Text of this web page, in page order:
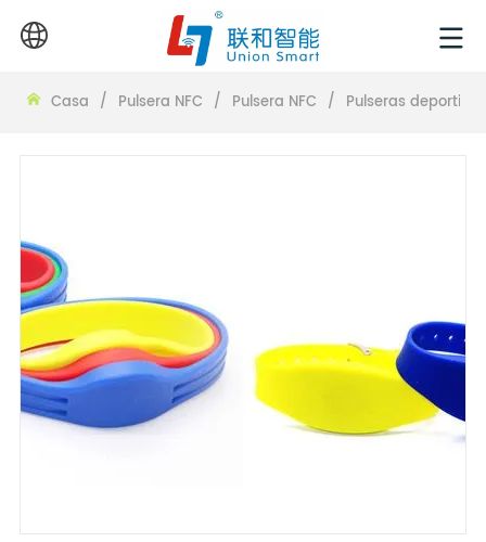
Casa / Pulsera NFC / Pulsera NFC / Pulseras deportivas